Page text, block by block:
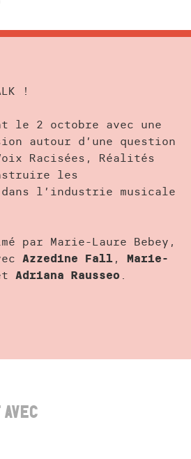
R
!
le 2 octobre avec une
autour d’une question
Racisées, Réalités
les
l’industrie musicale
par Marie-Laure Bebey,
Azzedine Fall , Marie-
Adriana Rausseo .